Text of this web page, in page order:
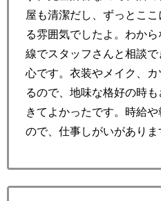
屋も清潔だし、ずっとこ
る雰囲気でしたよ。わか
線でスタッフさんと相談
心です。衣装やメイク、
るので、地味な格好の時
きてよかったです。時給
ので、仕事しがいがありま